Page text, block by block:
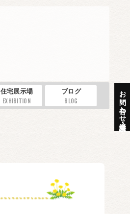
お問い合わせ・資料請求
住宅展示場
EXHIBITION
ブログ
BLOG